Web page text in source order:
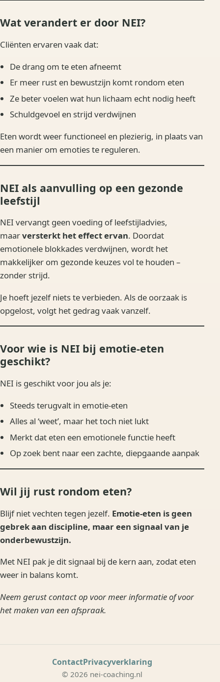
Wat verandert er door NEI?
Cliënten ervaren vaak dat:
De drang om te eten afneemt
Er meer rust en bewustzijn komt rondom eten
Ze beter voelen wat hun lichaam echt nodig heeft
Schuldgevoel en strijd verdwijnen
Eten wordt weer functioneel en plezierig, in plaats van
een manier om emoties te reguleren.
NEI als aanvulling op een gezonde
leefstijl
NEI vervangt geen voeding of leefstijladvies,
maarversterkt het effect ervan. Doordat
emotionele blokkades verdwijnen, wordt het
makkelijker om gezonde keuzes vol te houden –
zonder strijd.
Je hoeft jezelf niets te verbieden. Als de oorzaak is
opgelost, volgt het gedrag vaak vanzelf.
Voor wie is NEI bij emotie-eten
geschikt?
NEI is geschikt voor jou als je:
Steeds terugvalt in emotie-eten
Alles al ‘weet’, maar het toch niet lukt
Merkt dat eten een emotionele functie heeft
Op zoek bent naar een zachte, diepgaande aanpak
Wil jij rust rondom eten?
Blijf niet vechten tegen jezelf. Emotie-eten is geen
gebrek aan discipline, maar een signaal van je
onderbewustzijn.
Met NEI pak je dit signaal bij de kern aan, zodat eten
weer in balans komt.
Neem gerust contact op voor meer informatie of voor
het maken van een afspraak.
ContactPrivacyverklaring
© 2026 nei-coaching.nl